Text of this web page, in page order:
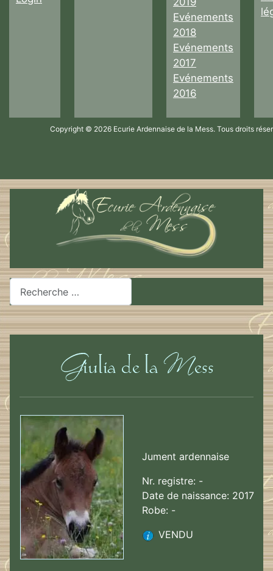
Jument ardennaise
Nr. registre: -
Date de naissance: 2017
Robe: -
VENDU
Evénements
2018
Evénements
2017
Evénements
2016
Copyright © 2026 Ecurie Ardennaise de la Mess. Tous droits